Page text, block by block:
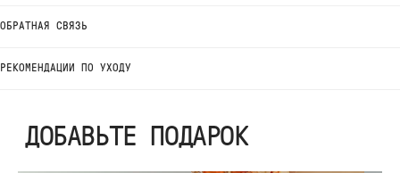
ОБРАТНАЯ СВЯЗЬ
РЕКОМЕНДАЦИИ ПО УХОДУ